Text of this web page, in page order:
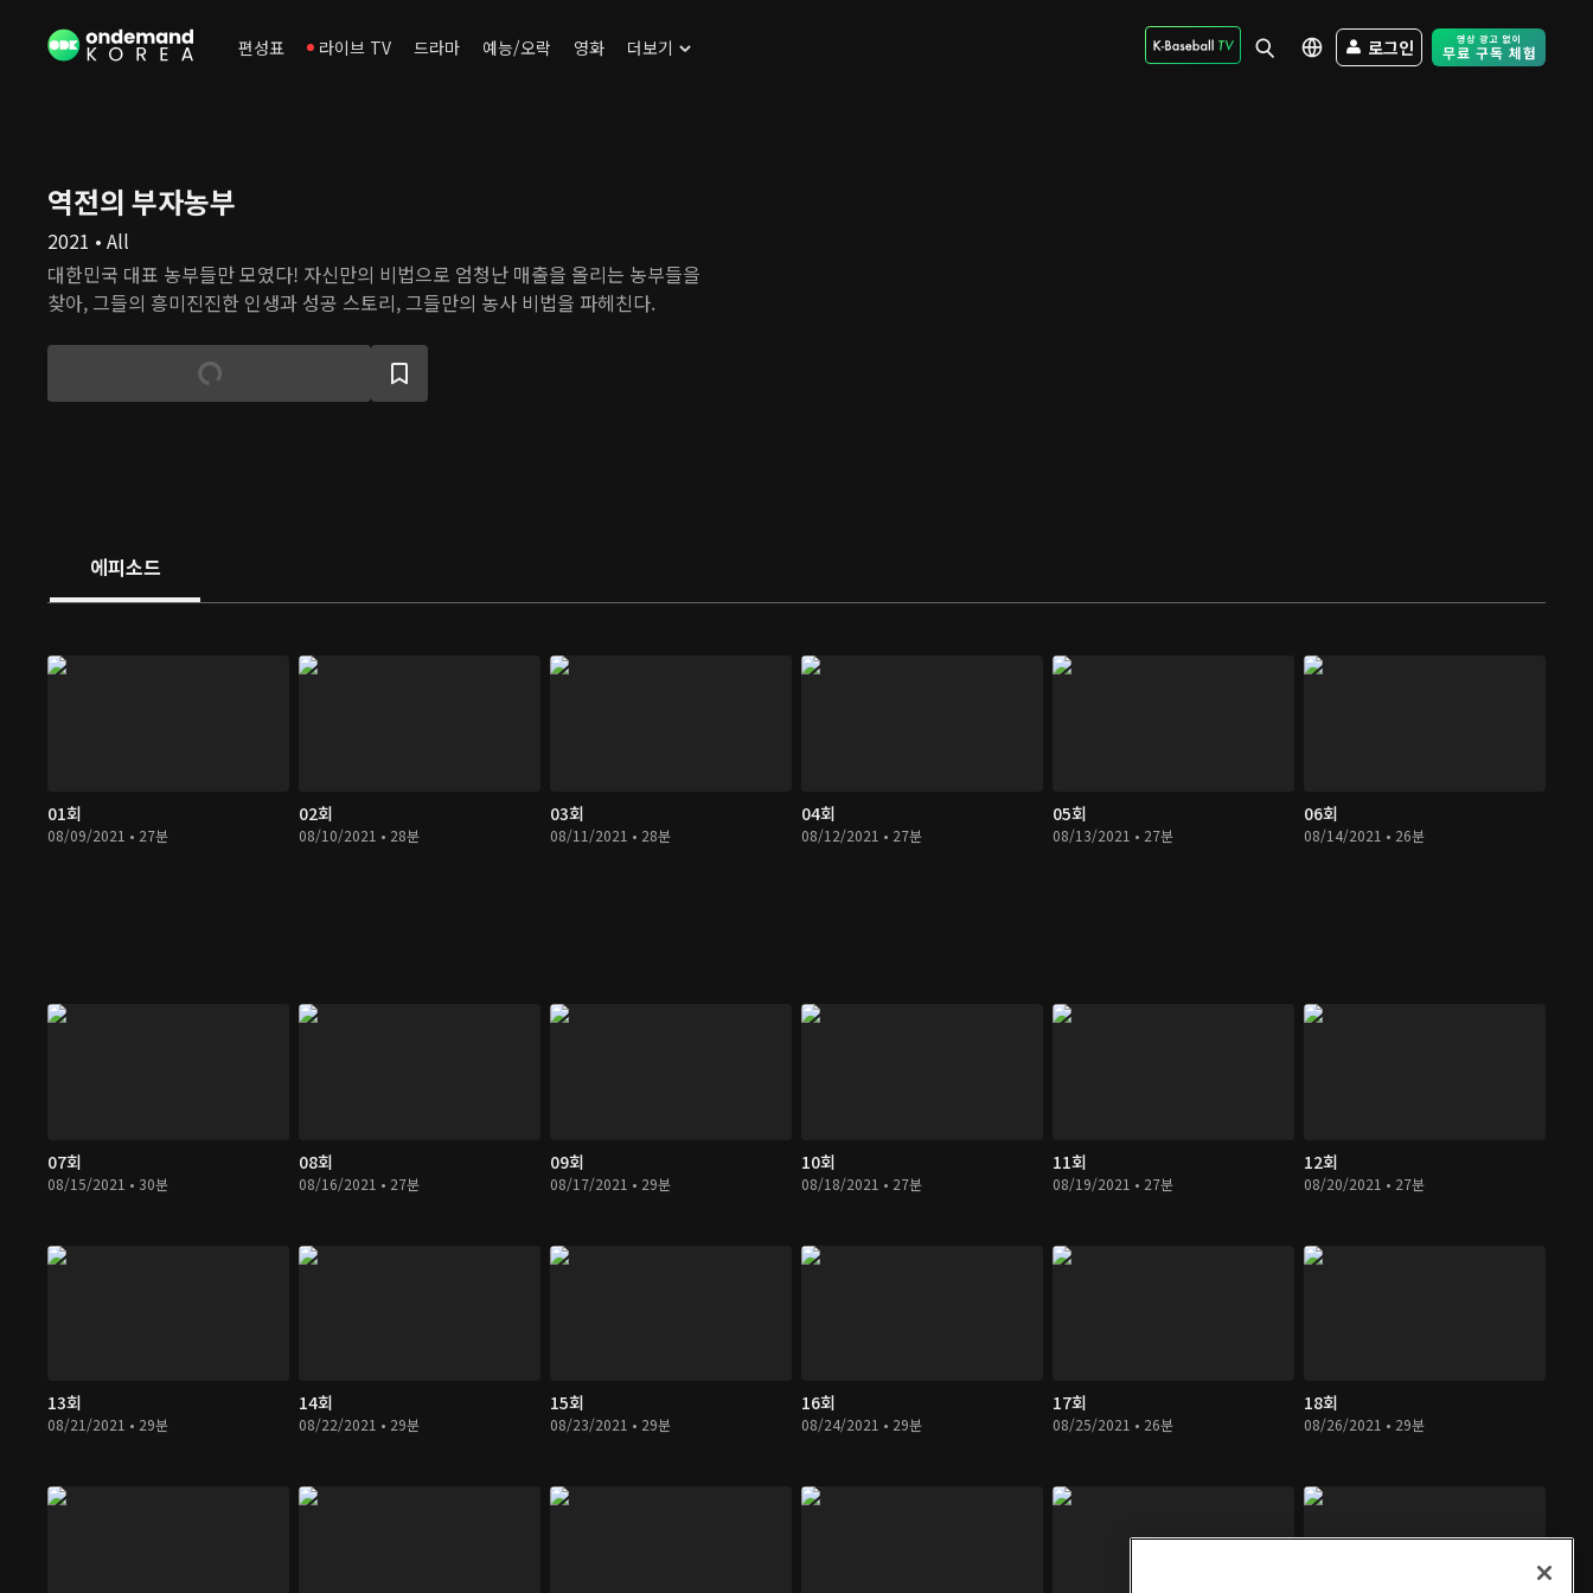
편성표 라이브 TV 드라마 예능/오락 영화 더보기 로그인 Free Trial -
역전의 부자농부
2021 • All
대한민국 대표 농부들만 모였다! 자신만의 비법으로 엄청난 매출을 올리는 농부들을
찾아, 그들의 흥미진진한 인생과 성공 스토리, 그들만의 농사 비법을 파헤친다.
에피소드
01회
08/09/2021 • 27분
02회
08/10/2021 • 28분
03회
08/11/2021 • 28분
04회
08/12/2021 • 27분
05회
08/13/2021 • 27분
06회
08/14/2021 • 26분
07회
08/15/2021 • 30분
08회
08/16/2021 • 27분
09회
08/17/2021 • 29분
10회
08/18/2021 • 27분
11회
08/19/2021 • 27분
12회
08/20/2021 • 27분
13회
08/21/2021 • 29분
14회
08/22/2021 • 29분
15회
08/23/2021 • 29분
16회
08/24/2021 • 29분
17회
08/25/2021 • 26분
18회
08/26/2021 • 29분